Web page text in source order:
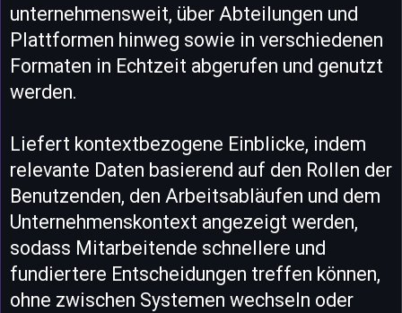
unternehmensweit, über Abteilungen und
Plattformen hinweg sowie in verschiedenen
Formaten in Echtzeit abgerufen und genutzt
werden.
Liefert kontextbezogene Einblicke, indem
relevante Daten basierend auf den Rollen der
Benutzenden, den Arbeitsabläufen und dem
Unternehmenskontext angezeigt werden,
sodass Mitarbeitende schnellere und
fundiertere Entscheidungen treffen können,
ohne zwischen Systemen wechseln oder